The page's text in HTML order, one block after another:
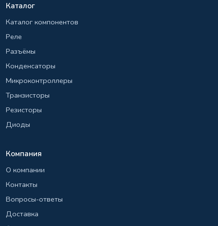
Каталог
Каталог компонентов
Реле
Разъёмы
Конденсаторы
Микроконтроллеры
Транзисторы
Резисторы
Диоды
Компания
О компании
Контакты
Вопросы-ответы
Доставка